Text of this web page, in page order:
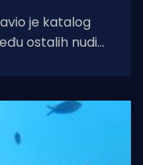
je katalog
ostalih nudi